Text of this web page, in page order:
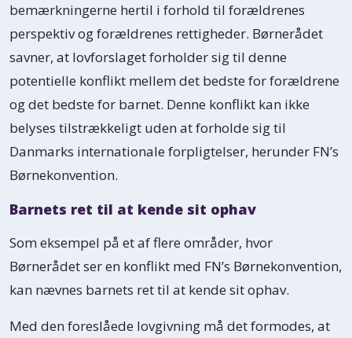
bemærkningerne hertil i forhold til forældrenes
perspektiv og forældrenes rettigheder. Børnerådet
savner, at lovforslaget forholder sig til denne
potentielle konflikt mellem det bedste for forældrene
og det bedste for barnet. Denne konflikt kan ikke
belyses tilstrækkeligt uden at forholde sig til
Danmarks internationale forpligtelser, herunder FN’s
Børnekonvention.
Barnets ret til at kende sit ophav
Som eksempel på et af flere områder, hvor
Børnerådet ser en konflikt med FN’s Børnekonvention,
kan nævnes barnets ret til at kende sit ophav.
Med den foreslåede lovgivning må det formodes, at